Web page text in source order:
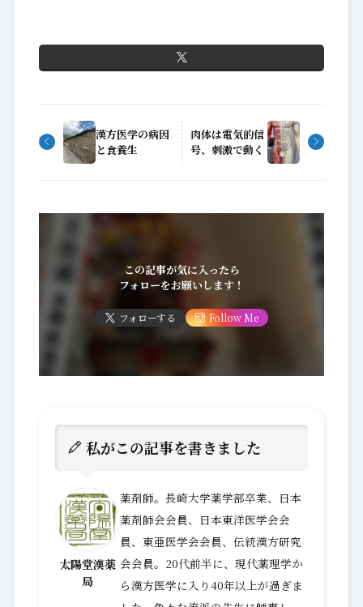
漢方医学の病因
と食養生
肉体は電気的信
号、刺激で動く
この記事が気に入ったら
フォローをお願いします！
フォローする Follow Me
私がこの記事を書きました
太陽堂漢薬
局
薬剤師。長崎大学薬学部卒業、日本
薬剤師会会員、日本東洋医学会会
員、東亜医学会会員、伝統漢方研究
会会員。20代前半に、現代薬理学か
ら漢方医学に入り40年以上が過ぎま